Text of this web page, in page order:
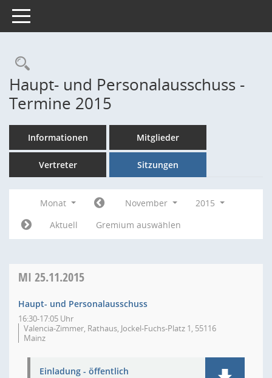
Toggle navigation
Rechercheauswahl
Haupt- und Personalausschuss -
Termine 2015
Informationen Mitglieder
Vertreter Sitzungen
Monat November
2015
Aktuell
Gremium auswählen
MI 25.11.2015
Haupt- und Personalausschuss
16:30-17:05 Uhr
Valencia-Zimmer, Rathaus, Jockel-Fuchs-Platz 1, 55116
Mainz
Einladung - öffentlich